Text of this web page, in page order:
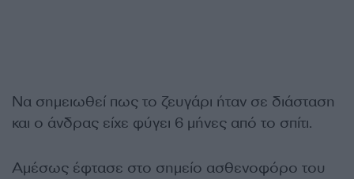
Να σημειωθεί πως το ζευγάρι ήταν σε διάσταση
και ο άνδρας είχε φύγει 6 μήνες από το σπίτι.
Αμέσως έφτασε στο σημείο ασθενοφόρο του